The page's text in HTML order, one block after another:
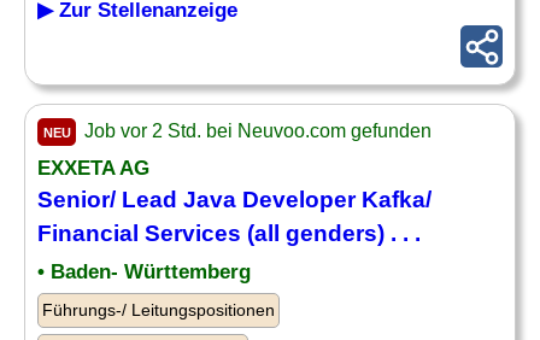
▶ Zur Stellenanzeige
NEU Job vor 2 Std. bei Neuvoo.com gefunden
EXXETA AG
Senior/ Lead Java DeveloperKafka/
Financial Services (all genders) . . .
• Baden- Württemberg
Führungs-/ Leitungspositionen